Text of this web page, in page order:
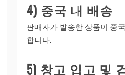
4) 중국 내 배송
판매자가 발송한 상품이 중
합니다.
5) 창고 입고 및